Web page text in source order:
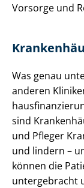
Vorsorge und
Was genau
anderen
sind
und Pfleger
und lindern –
können die
untergebracht